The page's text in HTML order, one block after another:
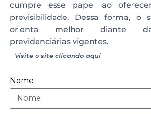
cumpre esse papel ao
previsibilidade. Dessa forma, o
orienta melhor diante
previdenciárias vigentes.
Visite o site clicando aqui
Nome